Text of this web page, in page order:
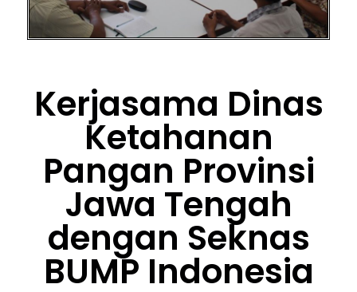
Kerjasama Dinas
Ketahanan
Pangan Provinsi
Jawa Tengah
dengan Seknas
BUMP Indonesia